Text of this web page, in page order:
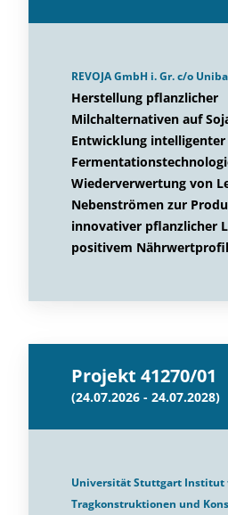
REVOJA GmbH i. Gr. c/o
Herstellung pflanzlicher
Milchalternativen auf
Entwicklung intelligenter
Wiederverwertung von
Nebenströmen zur
innovativer pflanzlicher
positivem Nährwertprofil
Projekt 41270/01
(24.07.2026 - 24.07.2028)
Universität Stuttgart Institut
Tragkonstruktionen und